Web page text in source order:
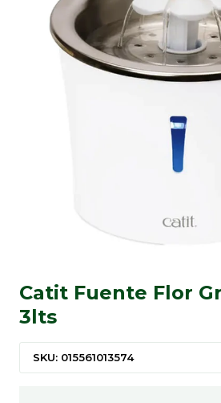
Catit Fuente Flor
3lts
SKU: 015561013574